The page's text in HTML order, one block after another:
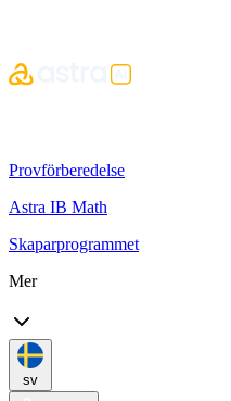
Provförberedelse
Astra IB Math
Skaparprogrammet
Mer
sv